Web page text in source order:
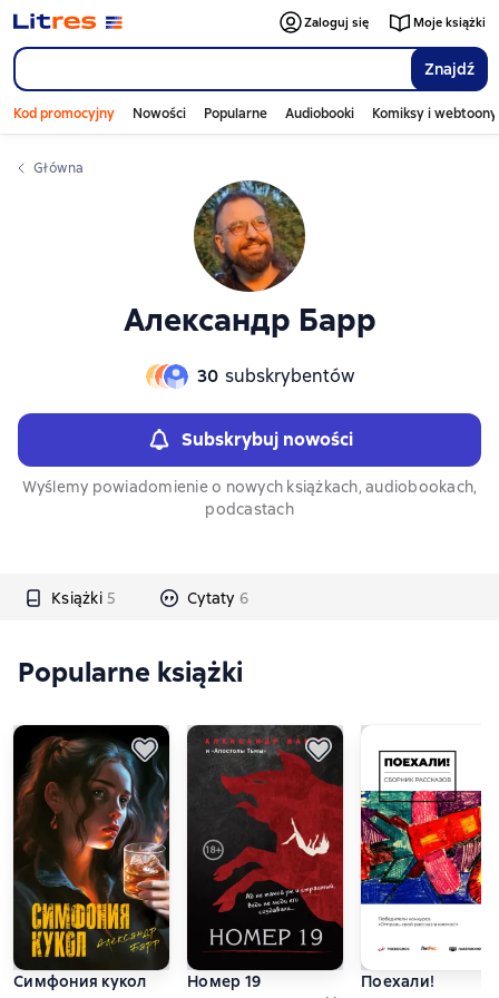
Znajdź
Zaloguj się Moje książki
Kod promocyjny Nowości Popularne Audiobooki Komiksy i webtoony
Główna
Александр Барр
30 subskrybentów
Subskrybuj nowości
Wyślemy powiadomienie o nowych książkach, audiobookach,
podcastach
Książki 5 Cytaty 6
Слайдер с книгами
Popularne książki
Симфония кукол
Номер 19
Поехали!
Слайдер с книгами